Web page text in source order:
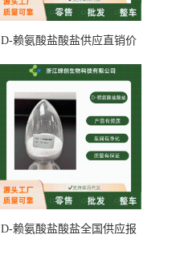
D-赖氨酸盐酸盐供应直销价
D-赖氨酸盐酸盐全国供应报